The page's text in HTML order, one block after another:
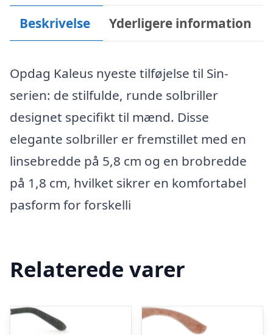
Beskrivelse Yderligere information
Opdag Kaleus nyeste tilføjelse til Sin-
serien: de stilfulde, runde solbriller
designet specifikt til mænd. Disse
elegante solbriller er fremstillet med en
linsebredde på 5,8 cm og en brobredde
på 1,8 cm, hvilket sikrer en komfortabel
pasform for forskelli
Relaterede varer